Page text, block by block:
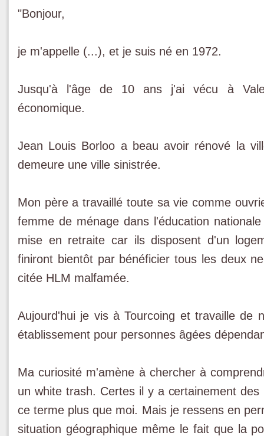
"Bonjour,
je m'appelle (...), et je suis né en 1972.
Jusqu'à l'âge de 10 ans j'ai vécu à
économique.
Jean Louis Borloo a beau avoir rénové la
demeure une ville sinistrée.
Mon père a travaillé toute sa vie comme
femme de ménage dans l'éducation
mise en retraite car ils disposent d'un
finiront bientôt par bénéficier tous les deux
citée HLM malfamée.
Aujourd'hui je vis à Tourcoing et travaille de
établissement pour personnes âgées
Ma curiosité m'amène à chercher à
un white trash. Certes il y a certainement
ce terme plus que moi. Mais je ressens en
situation géographique même le fait que la